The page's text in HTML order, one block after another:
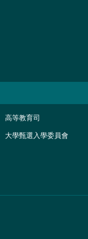
高等教育司
大學甄選入學委員會